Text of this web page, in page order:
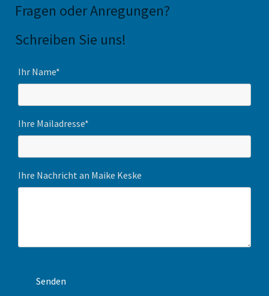
Fragen oder Anregungen?
Schreiben Sie uns!
Ihr Name*
Ihre Mailadresse*
Ihre Nachricht an Maike Keske